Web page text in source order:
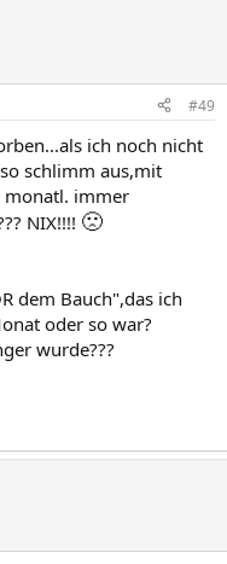
#49
ich noch nicht
schlimm aus,mit
monatl. immer
NIX!!!! 🙁
dem Bauch",das ich
oder so war?
wurde???